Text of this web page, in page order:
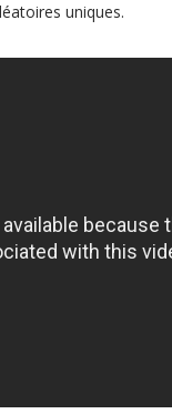
uniques.